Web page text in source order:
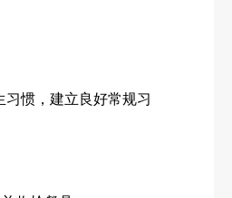
惯，建立良好常规习